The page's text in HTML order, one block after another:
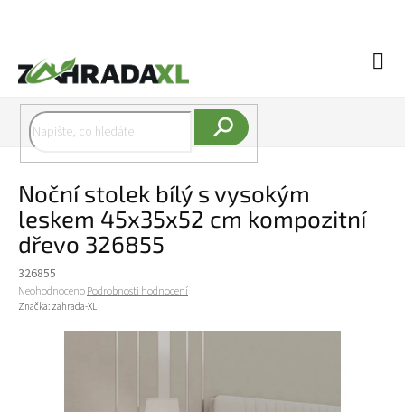
Noční stolek bílý s vysokým
leskem 45x35x52 cm kompozitní
dřevo 326855
326855
Průměrné hodnocení produktu je 0,0 z 5 hvězdiček.
NeohodnocenoPodrobnosti hodnocení
Značka: zahrada-XL